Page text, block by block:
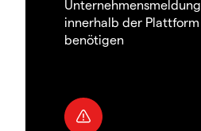
innerhalb der
benötigen